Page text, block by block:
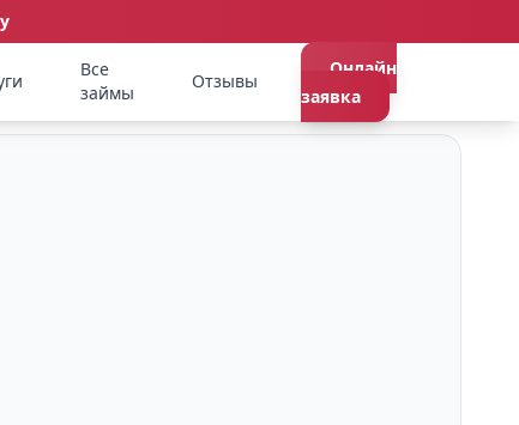
Все
займы
Отзывы
Онлайн
заявка